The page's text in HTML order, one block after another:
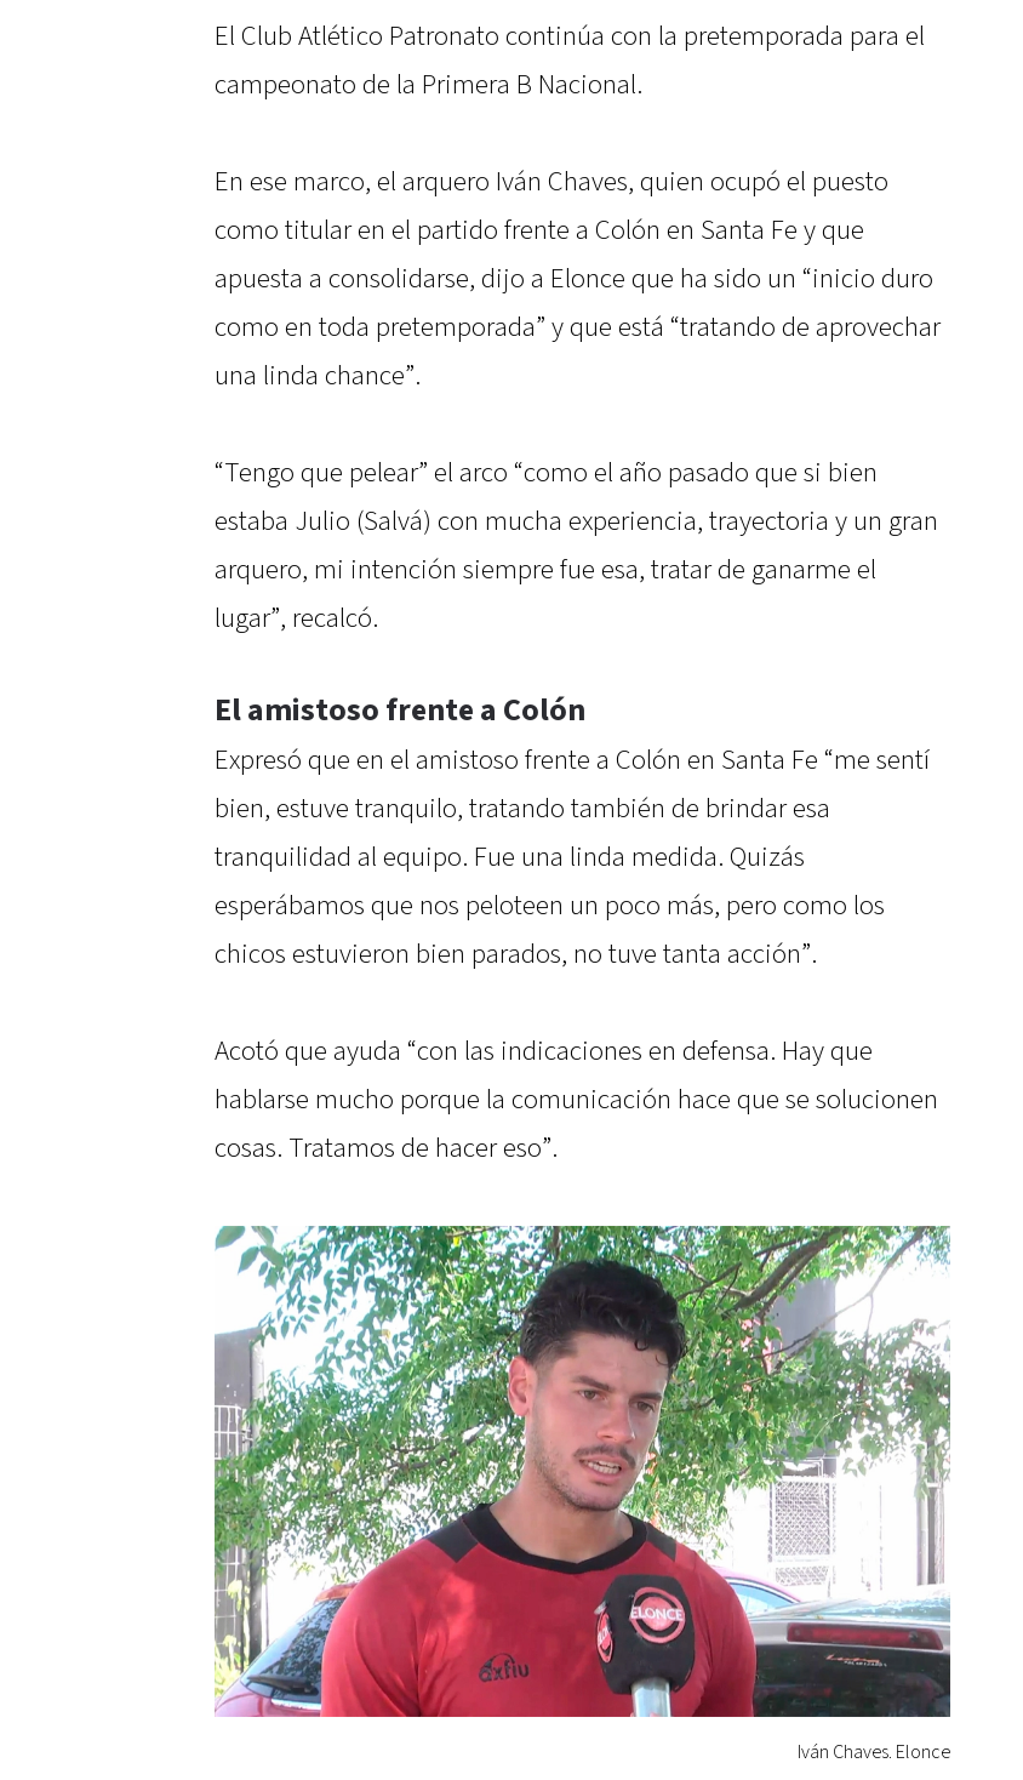
El Club Atlético Patronato continúa con la pretemporada para el
campeonato de la Primera B Nacional.
En ese marco, el arquero Iván Chaves, quien ocupó el puesto
como titular en el partido frente a Colón en Santa Fe y que
apuesta a consolidarse, dijo a Elonce que ha sido un “inicio duro
como en toda pretemporada” y que está “tratando de aprovechar
una linda chance”.
“Tengo que pelear” el arco “como el año pasado que si bien
estaba Julio (Salvá) con mucha experiencia, trayectoria y un gran
arquero, mi intención siempre fue esa, tratar de ganarme el
lugar”, recalcó.
El amistoso frente a Colón
Expresó que en el amistoso frente a Colón en Santa Fe “me sentí
bien, estuve tranquilo, tratando también de brindar esa
tranquilidad al equipo. Fue una linda medida. Quizás
esperábamos que nos peloteen un poco más, pero como los
chicos estuvieron bien parados, no tuve tanta acción”.
Acotó que ayuda “con las indicaciones en defensa. Hay que
hablarse mucho porque la comunicación hace que se solucionen
cosas. Tratamos de hacer eso”.
Iván Chaves. Elonce